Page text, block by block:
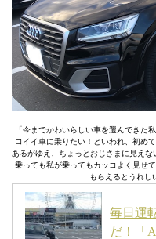
「今までかわいらしい車を選んできた
コイイ車に乗りたい！といわれ、初め
あるがゆえ、ちょっとおじさまに見え
乗っても私が乗ってもカッコよく見せ
もらえるとうれし
毎日運
だ！「